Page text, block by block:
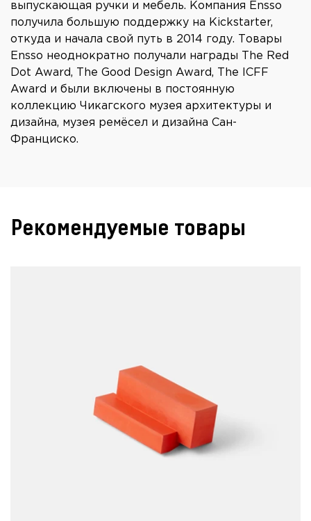
выпускающая ручки и мебель. Компания Ensso
получила большую поддержку на Kickstarter,
откуда и начала свой путь в 2014 году. Товары
Ensso неоднократно получали награды The Red
Dot Award, The Good Design Award, The ICFF
Award и были включены в постоянную
коллекцию Чикагского музея архитектуры и
дизайна, музея ремёсел и дизайна Сан-
Франциско.
Рекомендуемые товары